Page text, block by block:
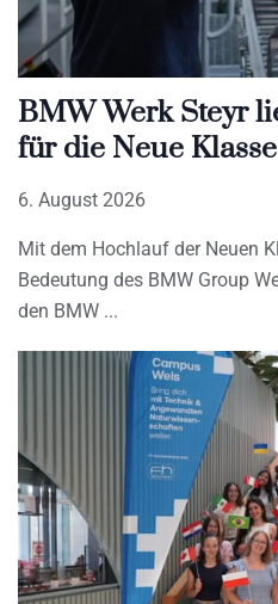
BMW Werk Steyr
für die Neue Klasse
6. August 2026
Mit dem Hochlauf der Neuen
Bedeutung des BMW Group
den BMW